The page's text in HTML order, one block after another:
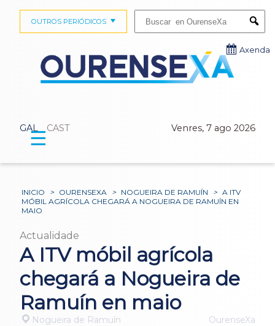
GAL CAST Venres, 7 ago 2026
OUTROS PERIÓDICOS
Axenda
☰
INICIO > OURENSEXA > NOGUEIRA DE RAMUÍN > A ITV
MÓBIL AGRÍCOLA CHEGARÁ A NOGUEIRA DE RAMUÍN EN
MAIO
Actualidade
A ITV móbil agrícola
chegará a Nogueira de
Ramuín en maio
Nogueira de Ramuín OurenseXa